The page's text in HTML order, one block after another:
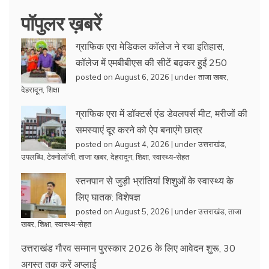
पॉपुलर ख़बरें
ग्राफिक एरा मेडिकल कॉलेज ने रचा इतिहास,
कॉलेज में एमबीबीएस की सीटें बढ़कर हुईं 250
posted on August 6, 2026 | underताजा खबर
देहरादून, शिक्षा
ग्राफिक एरा में डॉक्टर्स एंड डेवलपर्स मीट, मरीजों की
समस्याएं दूर करने को ऐप बनाएंगे छात्र
posted on August 4, 2026 | underउत्तराखंड
उपलब्धि टेक्नोलॉजी ताजा खबर देहरादून, शिक्षा स्वास्थ्य-सेहत
स्तनपान से जुड़ी भ्रांतियां शिशुओं के स्वास्थ्य के
लिए घातक: विशेषज्ञ
posted on August 5, 2026 | underउत्तराखंड ताजा
खबर शिक्षा स्वास्थ्य-सेहत
उत्तराखंड गौरव सम्मान पुरस्कार 2026 के लिए आवेदन शुरू, 30
अगस्त तक करें अप्लाई